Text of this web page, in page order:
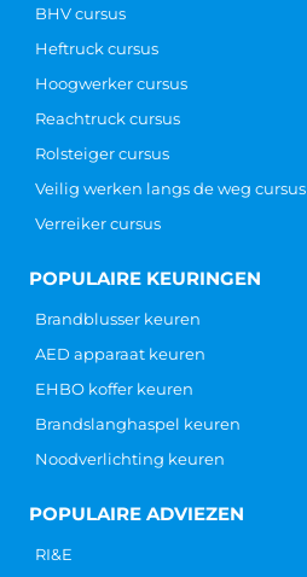
BHV cursus
Heftruck cursus
Hoogwerker cursus
Reachtruck cursus
Rolsteiger cursus
Veilig werken langs de weg cursus
Verreiker cursus
POPULAIRE KEURINGEN
Brandblusser keuren
AED apparaat keuren
EHBO koffer keuren
Brandslanghaspel keuren
Noodverlichting keuren
POPULAIRE ADVIEZEN
RI&E